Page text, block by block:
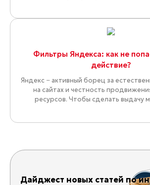
Фильтры Яндекса: как не
действие?
Яндекс − активный борец за
на сайтах и честность
ресурсов. Чтобы сделать выдачу
Дайджест новых статей по